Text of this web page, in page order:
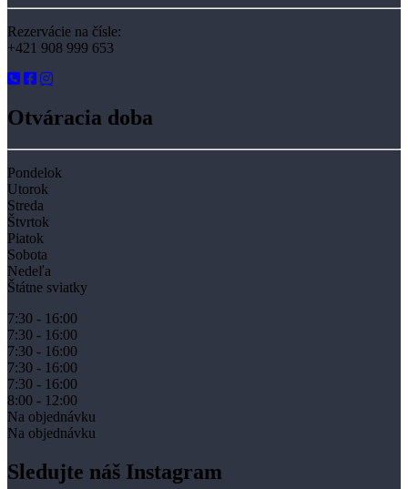
Rezervácie na čísle:
+421 908 999 653
Otváracia doba
Pondelok
Utorok
Streda
Štvrtok
Piatok
Sobota
Nedeľa
Štátne sviatky
7:30 - 16:00
7:30 - 16:00
7:30 - 16:00
7:30 - 16:00
7:30 - 16:00
8:00 - 12:00
Na objednávku
Na objednávku
Sledujte náš Instagram